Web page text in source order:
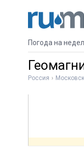
Погода на
Россия